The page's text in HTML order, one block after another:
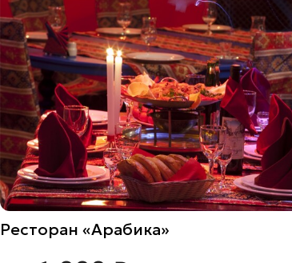
Ресторан «Арабика»